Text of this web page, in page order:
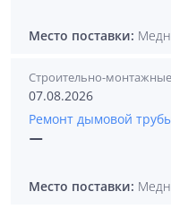
Место поставки:
Строительно-
07.08.2026
Ремонт дымовой
—
Место поставки: